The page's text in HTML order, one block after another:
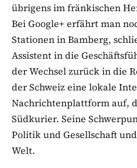
übrigens im fränkischen
Bei Google+ erfährt man
Stationen in Bamberg,
Assistent in die
der Wechsel zurück in die
der Schweiz eine lokale
Nachrichtenplattform auf,
Südkurier. Seine
Politik und Gesellschaft
Welt.